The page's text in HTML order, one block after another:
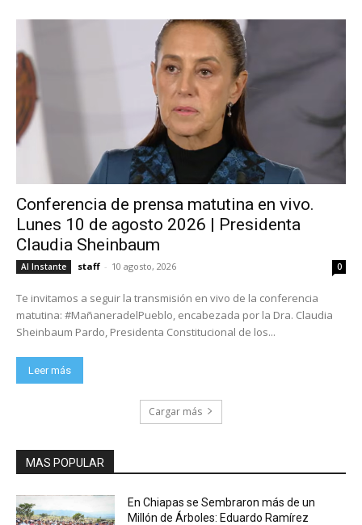
Conferencia de prensa matutina en vivo.
Lunes 10 de agosto 2026 | Presidenta
Claudia Sheinbaum
Al Instante staff - 10 agosto, 2026 0
Te invitamos a seguir la transmisión en vivo de la conferencia
matutina: #MañaneradelPueblo, encabezada por la Dra. Claudia
Sheinbaum Pardo, Presidenta Constitucional de los...
Leer más
Cargar más
MAS POPULAR
En Chiapas se Sembraron más de un
Millón de Árboles: Eduardo Ramírez